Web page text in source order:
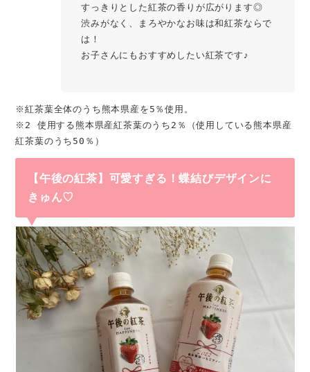
すっきりとした紅茶の香りが広がります◎
渋みがなく、まろやかなお味は和紅茶ならで
は！
お子さんにもおすすめしたい紅茶です♪
※紅茶葉全体のうち熊本県産を5％使用。
※2 使用する熊本県産紅茶葉のうち2％（使用している熊本県産
紅茶葉のうち50％）
【午後の紅茶】可愛すぎる！蝶結びデザインに
きゅん♡